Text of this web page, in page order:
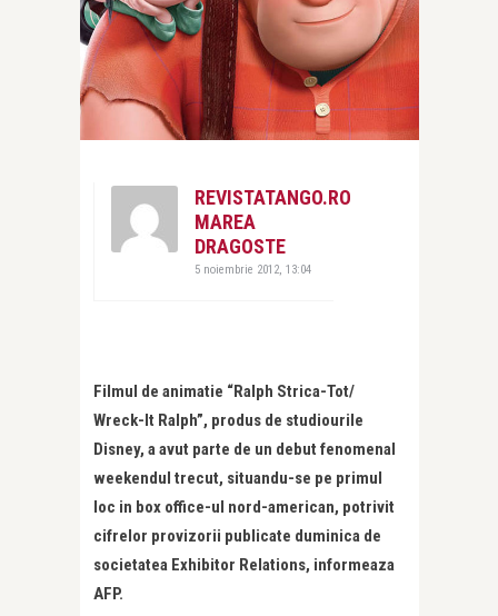
REVISTATANGO.RO
MAREA
DRAGOSTE
5 noiembrie 2012, 13:04
Filmul de animatie “Ralph Strica-Tot/
Wreck-It Ralph”, produs de studiourile
Disney, a avut parte de un debut fenomenal
weekendul trecut, situandu-se pe primul
loc in box office-ul nord-american, potrivit
cifrelor provizorii publicate duminica de
societatea Exhibitor Relations, informeaza
AFP.